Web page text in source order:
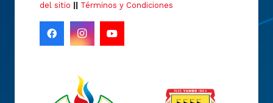
del sitio
Términos y Condiciones